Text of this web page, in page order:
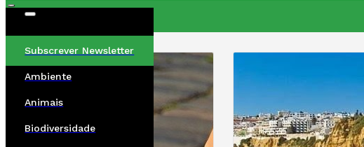
Subscrever Newsletter
Ambiente
Animais
Biodiversidade